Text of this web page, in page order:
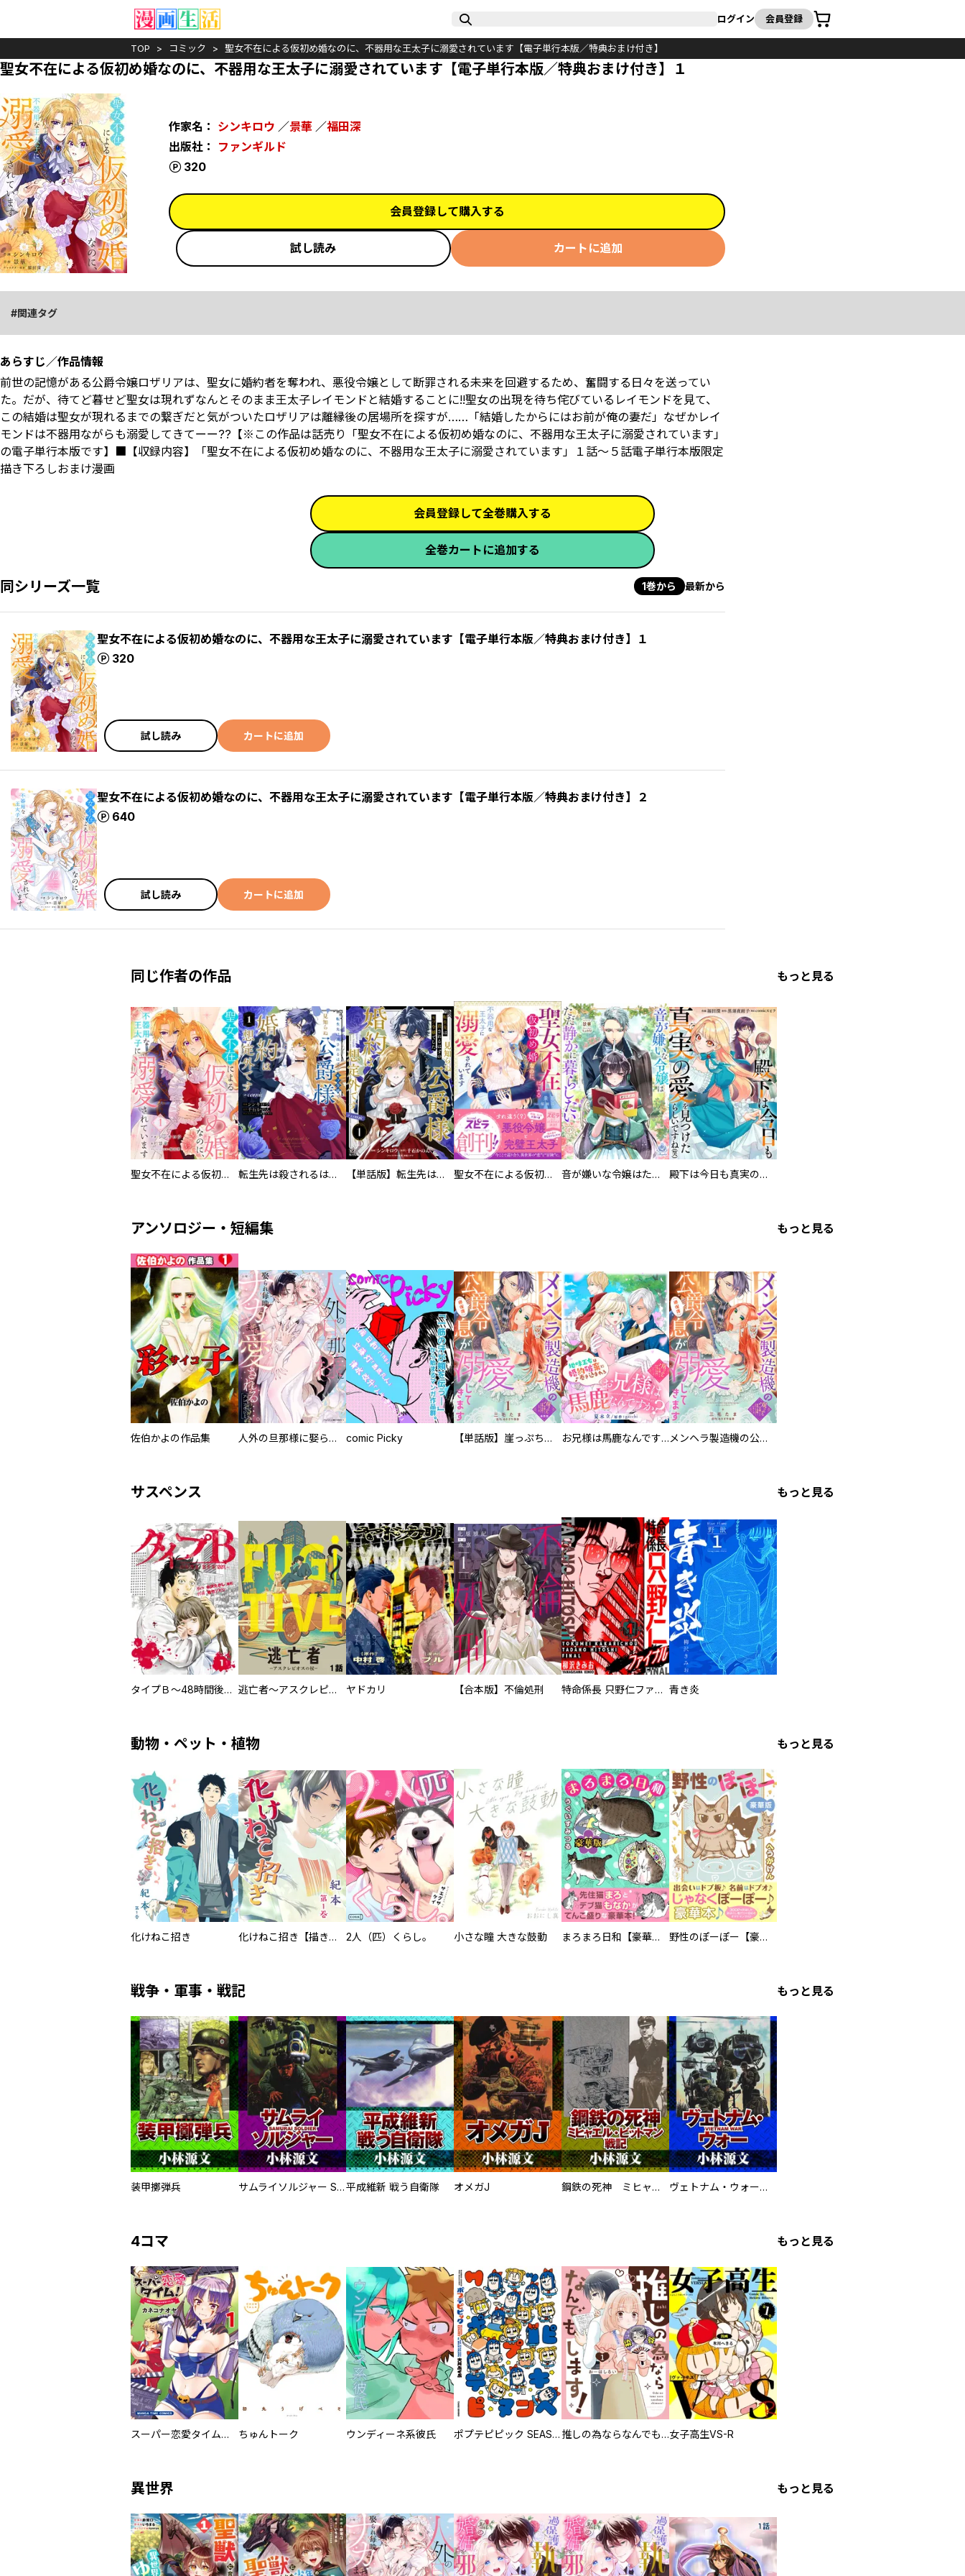
ログイン 会員登録
カート
TOP コミック 聖女不在による仮初め婚なのに、不器用な王太子に溺愛されています【電子単行本版／特典おまけ付き】
聖女不在による仮初め婚なのに、不器用な王太子に溺愛されています【電子単行本版／特典おまけ付き】１
作家名： シンキロウ ／景華 ／福田深
出版社： ファンギルド
320
ポイント
会員登録して購入する
試し読み カートに追加
関連タグ
あらすじ／作品情報
前世の記憶がある公爵令嬢ロザリアは、聖女に婚約者を奪われ、悪役令嬢として断罪される未来を回避するため、奮闘する日々を送ってい
た。だが、待てど暮せど聖女は現れずなんとそのまま王太子レイモンドと結婚することに!!聖女の出現を待ち侘びているレイモンドを見て、
この結婚は聖女が現れるまでの繋ぎだと気がついたロザリアは離縁後の居場所を探すが……「結婚したからにはお前が俺の妻だ」なぜかレイ
モンドは不器用ながらも溺愛してきてーー??【※この作品は話売り「聖女不在による仮初め婚なのに、不器用な王太子に溺愛されています」
の電子単行本版です】■【収録内容】「聖女不在による仮初め婚なのに、不器用な王太子に溺愛されています」１話～５話電子単行本版限定
描き下ろしおまけ漫画
会員登録して全巻購入する
全巻カートに追加する
同シリーズ一覧 1巻から 最新から
聖女不在による仮初め婚なのに、不器用な王太子に溺愛されています【電子単行本版／特典おまけ付き】１
320
ポイント
試し読み カートに追加
聖女不在による仮初め婚なのに、不器用な王太子に溺愛されています【電子単行本版／特典おまけ付き】２
640
ポイント
試し読み カートに追加
同じ作者の作品 もっと見る
聖女不在による仮初め婚なのに、不器用な王太子に溺愛されています 転生先は殺されるはずのモブ令嬢でした～見知らぬ公爵様との婚約は想定外です～@COMIC 【単話版】転生先は殺されるはずのモブ令嬢でした～見知らぬ公爵様との婚約は想定外です～@COMIC 聖女不在による仮初め婚なのに、不器用な王太子に溺愛されています 音が嫌いな令嬢はただ静かに暮らしたい～追い出されるように嫁いだ先で人嫌いな冷酷強面公爵様に無意識に溺愛されました～ 殿下は今日も真実の愛を見つけたらしいですね（笑）
アンソロジー・短編集 もっと見る
佐伯かよの作品集 人外の旦那様に娶られ毎晩ナカまで愛される…。アンソロジー comic Picky 【単話版】崖っぷち令嬢ですが、意地と策略で幸せになります！シリーズ お兄様は馬鹿なんですか？～地味王女は婚約破棄に巻き込まれる～ メンヘラ製造機の公爵令息（過保護）が溺愛してきます
サスペンス もっと見る
タイプＢ～48時間後、致死率100％～【単話】 逃亡者～アスクレピオスの杖～ ヤドカリ 【合本版】不倫処刑 特命係長 只野仁ファイナル 愛蔵版 青き炎
動物・ペット・植物 もっと見る
化けねこ招き 化けねこ招き【描きおろし付合冊版】 2人（匹）くらし。 小さな瞳 大きな鼓動 まろまろ日和【豪華版】 野性のぽーぽー【豪華版】
戦争・軍事・戦記 もっと見る
装甲擲弾兵 サムライソルジャー SAMURAI SOLDIER平成維新 戦う自衛隊 オメガJ 鋼鉄の死神 ミヒャエル・ビットマン戦記 ヴェトナム・ウォー VIETNAM WAR
4コマ もっと見る
スーパー恋愛タイム！～現場でドＳな彼女は自宅でデレる～ ちゅんトーク ウンディーネ系彼氏 ポプテピピック SEASON EIGHT 推しの為ならなんでもします！女子高生VS-R
異世界 もっと見る